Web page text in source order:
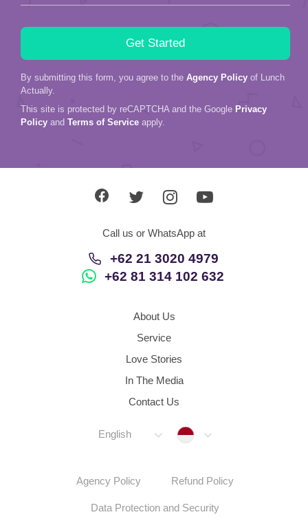
By submitting this form, you agree to the Agency Policy of Lunch
Actually.
This site is protected by reCAPTCHA and the Google Privacy
Policy and Terms of Service apply.
Call us or WhatsApp at
+62 21 3020 4979
+62 81 314 102 632
About Us
Service
Love Stories
In The Media
Contact Us
English Indonesia
Agency Policy Refund Policy
Data Protection and Security